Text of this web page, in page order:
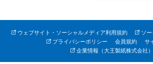
ウェブサイト・ソーシャルメディア利用規約
ソ
プライバシーポリシー
会員規約
サ
企業情報（大王製紙株式会社）